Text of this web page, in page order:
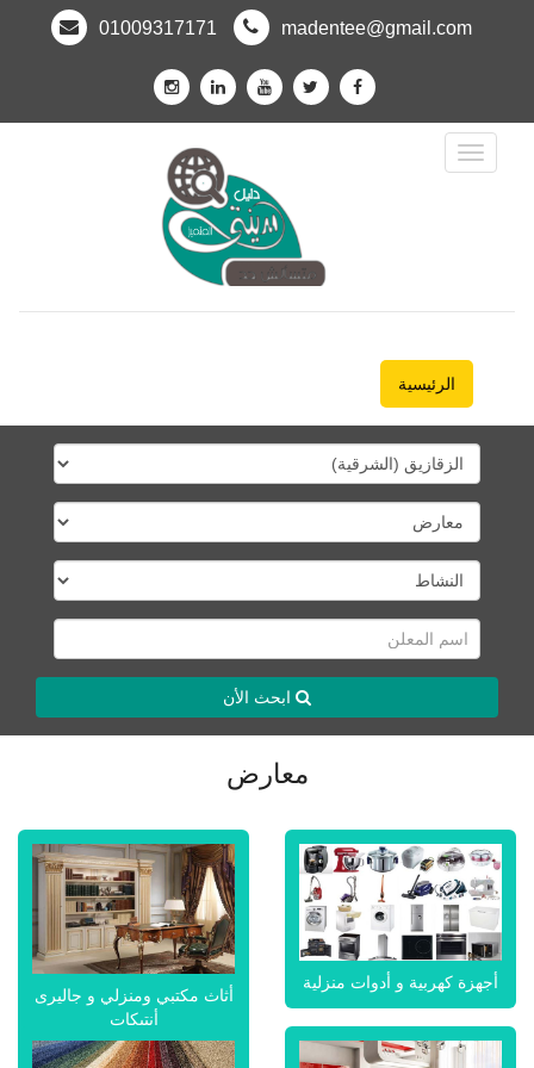
madentee@gmail.com
01009317171
Toggle
Navigation
الرئيسية
ابحث الأن
معارض
أجهزة كهربية و أدوات منزلية
أثاث مكتبي ومنزلي و جاليرى
أنتيكات